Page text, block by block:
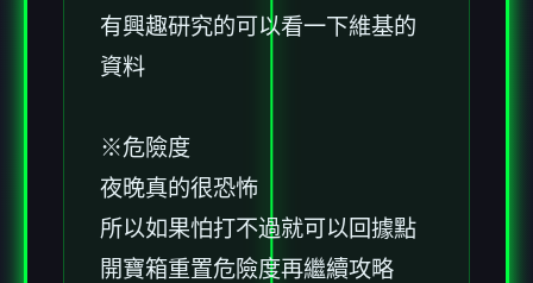
有興趣研究的可以看一下維基的
資料
※危險度
夜晚真的很恐怖
所以如果怕打不過就可以回據點
開寶箱重置危險度再繼續攻略